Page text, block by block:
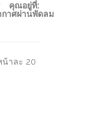
คุณอยู่ที่:
กาศผ่านพัดลม
น้าละ 20